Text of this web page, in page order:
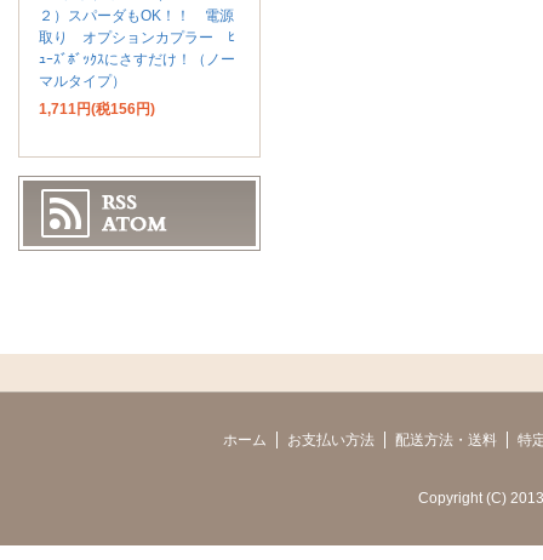
２）スパーダもOK！！ 電源
取り オプションカプラー ﾋ
ｭｰｽﾞﾎﾞｯｸｽにさすだけ！（ノー
マルタイプ）
1,711円(税156円)
ホーム お支払い方法 配送方法・送料 特
Copyright (C)